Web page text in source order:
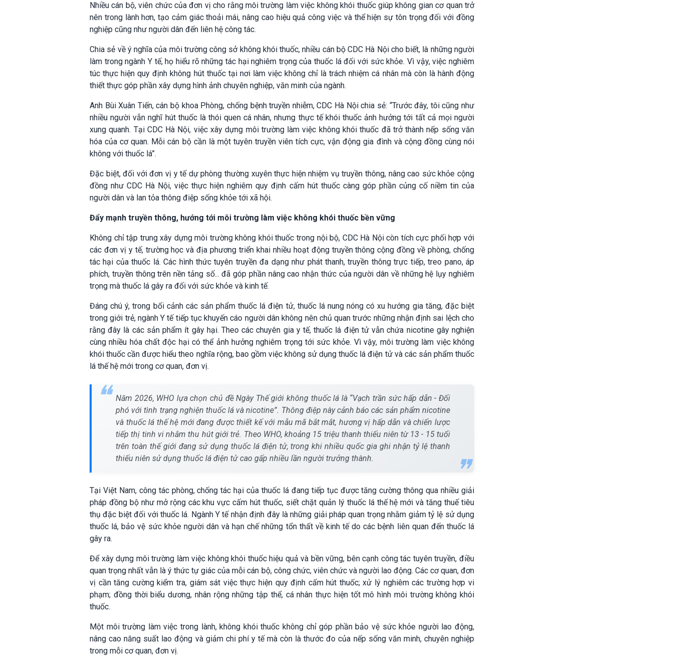
Nhiều cán bộ, viên chức của đơn vị cho rằng môi trường làm việc không khói thuốc giúp không gian cơ quan trở
nên trong lành hơn, tạo cảm giác thoải mái, nâng cao hiệu quả công việc và thể hiện sự tôn trọng đối với đồng
nghiệp cũng như người dân đến liên hệ công tác.
Chia sẻ về ý nghĩa của môi trường công sở không khói thuốc, nhiều cán bộ CDC Hà Nội cho biết, là những người
làm trong ngành Y tế, họ hiểu rõ những tác hại nghiêm trọng của thuốc lá đối với sức khỏe. Vì vậy, việc nghiêm
túc thực hiện quy định không hút thuốc tại nơi làm việc không chỉ là trách nhiệm cá nhân mà còn là hành động
thiết thực góp phần xây dựng hình ảnh chuyên nghiệp, văn minh của ngành.
Anh Bùi Xuân Tiến, cán bộ khoa Phòng, chống bệnh truyền nhiễm, CDC Hà Nội chia sẻ: “Trước đây, tôi cũng như
nhiều người vẫn nghĩ hút thuốc là thói quen cá nhân, nhưng thực tế khói thuốc ảnh hưởng tới tất cả mọi người
xung quanh. Tại CDC Hà Nội, việc xây dựng môi trường làm việc không khói thuốc đã trở thành nếp sống văn
hóa của cơ quan. Mỗi cán bộ cần là một tuyên truyền viên tích cực, vận động gia đình và cộng đồng cùng nói
không với thuốc lá”.
Đặc biệt, đối với đơn vị y tế dự phòng thường xuyên thực hiện nhiệm vụ truyền thông, nâng cao sức khỏe cộng
đồng như CDC Hà Nội, việc thực hiện nghiêm quy định cấm hút thuốc càng góp phần củng cố niềm tin của
người dân và lan tỏa thông điệp sống khỏe tới xã hội.
Đẩy mạnh truyền thông, hướng tới môi trường làm việc không khói thuốc bền vững
Không chỉ tập trung xây dựng môi trường không khói thuốc trong nội bộ, CDC Hà Nội còn tích cực phối hợp với
các đơn vị y tế, trường học và địa phương triển khai nhiều hoạt động truyền thông cộng đồng về phòng, chống
tác hại của thuốc lá. Các hình thức tuyên truyền đa dạng như phát thanh, truyền thông trực tiếp, treo pano, áp
phích, truyền thông trên nền tảng số... đã góp phần nâng cao nhận thức của người dân về những hệ lụy nghiêm
trọng mà thuốc lá gây ra đối với sức khỏe và kinh tế.
Đáng chú ý, trong bối cảnh các sản phẩm thuốc lá điện tử, thuốc lá nung nóng có xu hướng gia tăng, đặc biệt
trong giới trẻ, ngành Y tế tiếp tục khuyến cáo người dân không nên chủ quan trước những nhận định sai lệch cho
rằng đây là các sản phẩm ít gây hại. Theo các chuyên gia y tế, thuốc lá điện tử vẫn chứa nicotine gây nghiện
cùng nhiều hóa chất độc hại có thể ảnh hưởng nghiêm trọng tới sức khỏe. Vì vậy, môi trường làm việc không
khói thuốc cần được hiểu theo nghĩa rộng, bao gồm việc không sử dụng thuốc lá điện tử và các sản phẩm thuốc
lá thế hệ mới trong cơ quan, đơn vị.
Năm 2026, WHO lựa chọn chủ đề Ngày Thế giới không thuốc lá là “Vạch trần sức hấp dẫn - Đối
phó với tình trạng nghiện thuốc lá và nicotine”. Thông điệp này cảnh báo các sản phẩm nicotine
và thuốc lá thế hệ mới đang được thiết kế với mẫu mã bắt mắt, hương vị hấp dẫn và chiến lược
tiếp thị tinh vi nhằm thu hút giới trẻ. Theo WHO, khoảng 15 triệu thanh thiếu niên từ 13 - 15 tuổi
trên toàn thế giới đang sử dụng thuốc lá điện tử, trong khi nhiều quốc gia ghi nhận tỷ lệ thanh
thiếu niên sử dụng thuốc lá điện tử cao gấp nhiều lần người trưởng thành.
Tại Việt Nam, công tác phòng, chống tác hại của thuốc lá đang tiếp tục được tăng cường thông qua nhiều giải
pháp đồng bộ như mở rộng các khu vực cấm hút thuốc, siết chặt quản lý thuốc lá thế hệ mới và tăng thuế tiêu
thụ đặc biệt đối với thuốc lá. Ngành Y tế nhận định đây là những giải pháp quan trọng nhằm giảm tỷ lệ sử dụng
thuốc lá, bảo vệ sức khỏe người dân và hạn chế những tổn thất về kinh tế do các bệnh liên quan đến thuốc lá
gây ra.
Để xây dựng môi trường làm việc không khói thuốc hiệu quả và bền vững, bên cạnh công tác tuyên truyền, điều
quan trọng nhất vẫn là ý thức tự giác của mỗi cán bộ, công chức, viên chức và người lao động. Các cơ quan, đơn
vị cần tăng cường kiểm tra, giám sát việc thực hiện quy định cấm hút thuốc; xử lý nghiêm các trường hợp vi
phạm; đồng thời biểu dương, nhân rộng những tập thể, cá nhân thực hiện tốt mô hình môi trường không khói
thuốc.
Một môi trường làm việc trong lành, không khói thuốc không chỉ góp phần bảo vệ sức khỏe người lao động,
nâng cao năng suất lao động và giảm chi phí y tế mà còn là thước đo của nếp sống văn minh, chuyên nghiệp
trong mỗi cơ quan, đơn vị.